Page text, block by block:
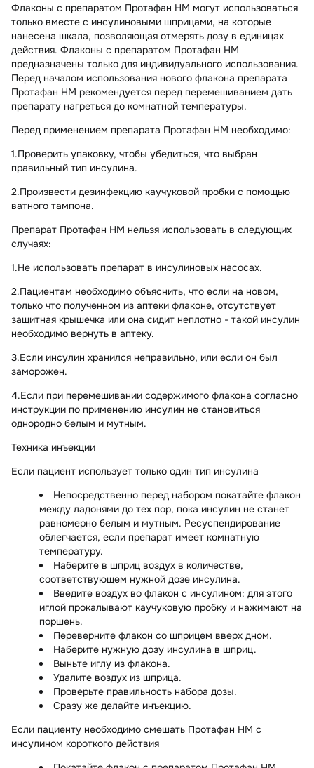
Флаконы с препаратом Протафан НМ могут использоваться
только вместе с инсулиновыми шприцами, на которые
нанесена шкала, позволяющая отмерять дозу в единицах
действия. Флаконы с препаратом Протафан НМ
предназначены только для индивидуального использования.
Перед началом использования нового флакона препарата
Протафан НМ рекомендуется перед перемешиванием дать
препарату нагреться до комнатной температуры.
Перед применением препарата Протафан НМ необходимо:
1.Проверить упаковку, чтобы убедиться, что выбран
правильный тип инсулина.
2.Произвести дезинфекцию каучуковой пробки с помощью
ватного тампона.
Препарат Протафан НМ нельзя использовать в следующих
случаях:
1.Не использовать препарат в инсулиновых насосах.
2.Пациентам необходимо объяснить, что если на новом,
только что полученном из аптеки флаконе, отсутствует
защитная крышечка или она сидит неплотно - такой инсулин
необходимо вернуть в аптеку.
3.Если инсулин хранился неправильно, или если он был
заморожен.
4.Если при перемешивании содержимого флакона согласно
инструкции по применению инсулин не становиться
однородно белым и мутным.
Техника инъекции
Если пациент использует только один тип инсулина
Непосредственно перед набором покатайте флакон
между ладонями до тех пор, пока инсулин не станет
равномерно белым и мутным. Ресуспендирование
облегчается, если препарат имеет комнатную
температуру.
Наберите в шприц воздух в количестве,
соответствующем нужной дозе инсулина.
Введите воздух во флакон с инсулином: для этого
иглой прокалывают каучуковую пробку и нажимают на
поршень.
Переверните флакон со шприцем вверх дном.
Наберите нужную дозу инсулина в шприц.
Выньте иглу из флакона.
Удалите воздух из шприца.
Проверьте правильность набора дозы.
Сразу же делайте инъекцию.
Если пациенту необходимо смешать Протафан НМ с
инсулином короткого действия